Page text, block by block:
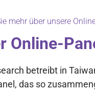
mehr über unsere
Online-
betreibt in
das so